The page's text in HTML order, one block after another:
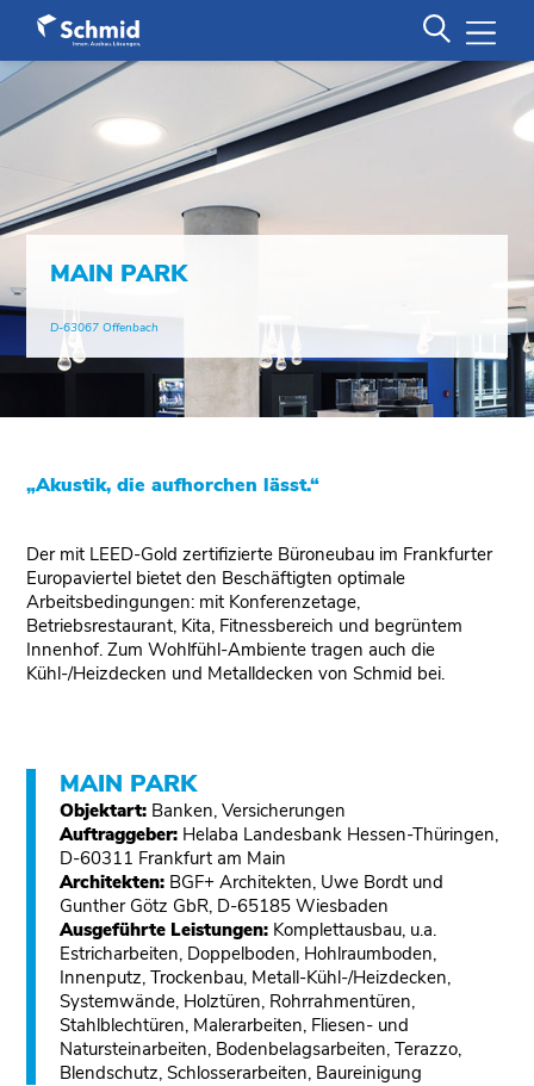
MAIN PARK
D-63067 Offenbach
„Akustik, die aufhorchen lässt.“
Der mit LEED-Gold zertifizierte Büroneubau im Frankfurter
Europaviertel bietet den Beschäftigten optimale
Arbeitsbedingungen: mit Konferenzetage,
Betriebsrestaurant, Kita, Fitnessbereich und begrüntem
Innenhof. Zum Wohlfühl-Ambiente tragen auch die
Kühl-/Heizdecken und Metalldecken von Schmid bei.
MAIN PARK
Objektart: Banken, Versicherungen
Auftraggeber: Helaba Landesbank Hessen-Thüringen,
D-60311 Frankfurt am Main
Architekten: BGF+ Architekten, Uwe Bordt und
Gunther Götz GbR, D-65185 Wiesbaden
Ausgeführte Leistungen: Komplettausbau, u.a.
Estricharbeiten, Doppelboden, Hohlraumboden,
Innenputz, Trockenbau, Metall-Kühl-/Heizdecken,
Systemwände, Holztüren, Rohrrahmentüren,
Stahlblechtüren, Malerarbeiten, Fliesen- und
Natursteinarbeiten, Bodenbelagsarbeiten, Terazzo,
Blendschutz, Schlosserarbeiten, Baureinigung